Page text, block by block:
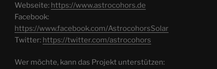
Webseite: https://www.astrocohors.de
Facebook:
https://www.facebook.com/AstrocohorsSolar
Twitter: https://twitter.com/astrocohors
Wer möchte, kann das Projekt unterstützen: